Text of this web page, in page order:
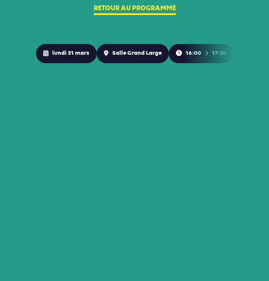
RETOUR AU PROGRAMME
lundi 31 mars Salle Grand Large 16:00 17:30